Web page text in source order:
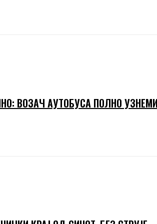
ВОЗАЧ АУТОБУСА ПОЛНО